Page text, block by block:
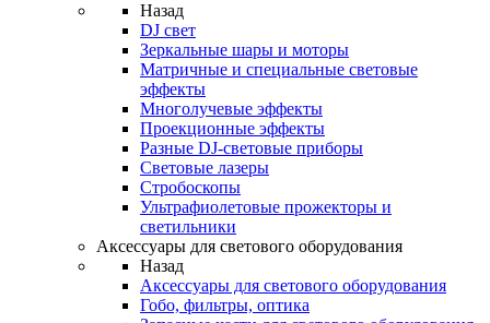
Назад
DJ свет
Зеркальные шары и моторы
Матричные и специальные световые
эффекты
Многолучевые эффекты
Проекционные эффекты
Разные DJ-световые приборы
Световые лазеры
Стробоскопы
Ультрафиолетовые прожекторы и
светильники
Аксессуары для светового оборудования
Назад
Аксессуары для светового оборудования
Гобо, фильтры, оптика